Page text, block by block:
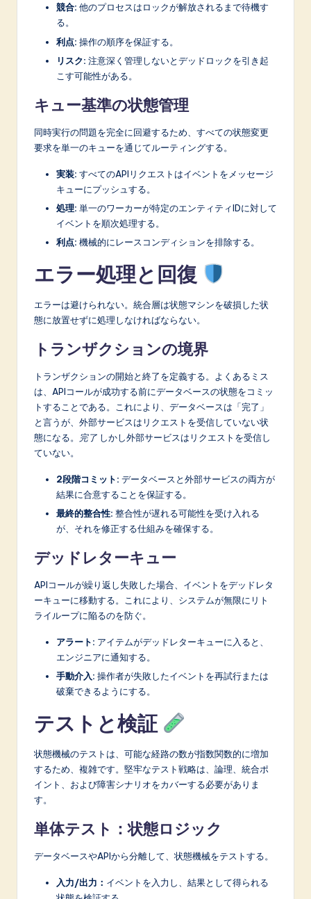
競合: 他のプロセスはロックが解放されるまで待機す
る。
利点: 操作の順序を保証する。
リスク: 注意深く管理しないとデッドロックを引き起
こす可能性がある。
キュー基準の状態管理
同時実行の問題を完全に回避するため、すべての状態変更
要求を単一のキューを通じてルーティングする。
実装: すべてのAPIリクエストはイベントをメッセージ
キューにプッシュする。
処理: 単一のワーカーが特定のエンティティIDに対して
イベントを順次処理する。
利点: 機械的にレースコンディションを排除する。
エラー処理と回復
エラーは避けられない。統合層は状態マシンを破損した状
態に放置せずに処理しなければならない。
トランザクションの境界
トランザクションの開始と終了を定義する。よくあるミス
は、APIコールが成功する前にデータベースの状態をコミッ
トすることである。これにより、データベースは「完了」
と言うが、外部サービスはリクエストを受信していない状
態になる。
完了 しかし外部サービスはリクエストを受信し
ていない。
2段階コミット: データベースと外部サービスの両方が
結果に合意することを保証する。
最終的整合性: 整合性が遅れる可能性を受け入れる
が、それを修正する仕組みを確保する。
デッドレターキュー
APIコールが繰り返し失敗した場合、イベントをデッドレタ
ーキューに移動する。これにより、システムが無限にリト
ライループに陥るのを防ぐ。
アラート: アイテムがデッドレターキューに入ると、
エンジニアに通知する。
手動介入: 操作者が失敗したイベントを再試行または
破棄できるようにする。
テストと検証
状態機械のテストは、可能な経路の数が指数関数的に増加
するため、複雑です。堅牢なテスト戦略は、論理、統合ポ
イント、および障害シナリオをカバーする必要がありま
す。
単体テスト：状態ロジック
データベースやAPIから分離して、状態機械をテストする。
入力/出力： イベントを入力し、結果として得られる